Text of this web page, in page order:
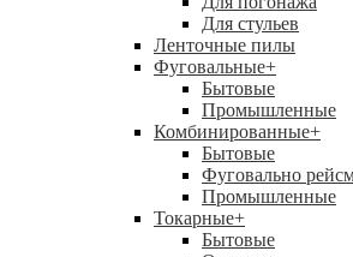
Для стульев
Ленточные пилы
Фуговальные+
Бытовые
Промышленные
Комбинированные+
Бытовые
Фуговально
Промышленные
Токарные+
Бытовые